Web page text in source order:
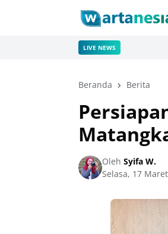
LIVE NEWS
Beranda Berita
Oleh Syifa W.
Selasa, 17